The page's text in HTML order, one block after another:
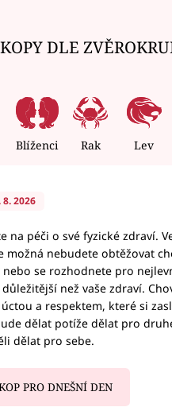
DLE
Blíženci Rak Lev
8. 2026
na péči o své fyzické zdraví.
možná nebudete obtěžovat
se rozhodnete pro
než vaše zdraví.
a respektem, které si
dělat potíže dělat pro
dělat pro sebe.
PRO DNEŠNÍ DEN